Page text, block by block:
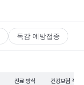
독감 예방접종
진료 방식 건강보험 적용